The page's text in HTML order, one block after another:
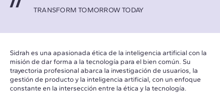
TRANSFORM TOMORROW TODAY
Sidrah es una apasionada ética de la inteligencia artificial con la
misión de dar forma a la tecnología para el bien común. Su
trayectoria profesional abarca la investigación de usuarios, la
gestión de producto y la inteligencia artificial, con un enfoque
constante en la intersección entre la ética y la tecnología.